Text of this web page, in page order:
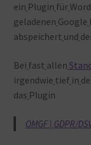
ein Plugin für
geladenen Google
abspeichert und
Bei fast allen
irgendwie tief in
das Plugin
OMGF | GDPR/